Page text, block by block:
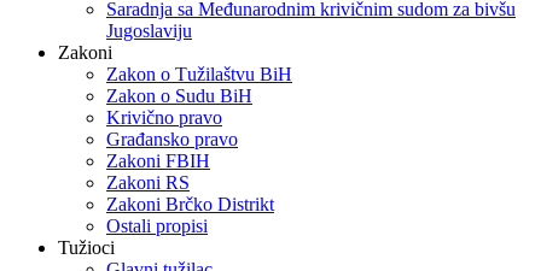
Saradnja sa Međunarodnim krivičnim sudom za bivšu
Jugoslaviju
Zakoni
Zakon o Тužilaštvu BiH
Zakon o Sudu BiH
Krivično pravo
Građansko pravo
Zakoni FBIH
Zakoni RS
Zakoni Brčko Distrikt
Ostali propisi
Tužioci